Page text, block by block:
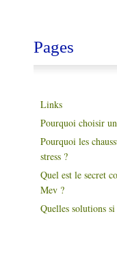
Pages
Links
Pourquoi choisir
Pourquoi les
stress ?
Quel est le secret
Mev ?
Quelles solutions